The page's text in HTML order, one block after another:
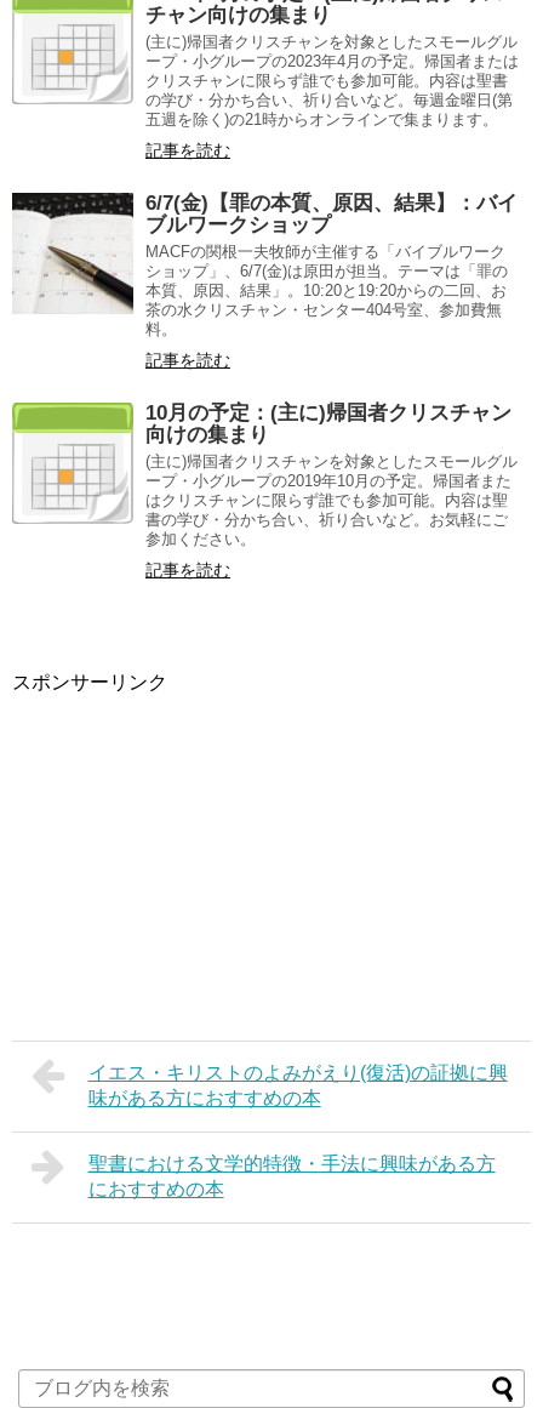
チャン向けの集まり
(主に)帰国者クリスチャンを対象としたスモールグル
ープ・小グループの2023年4月の予定。帰国者または
クリスチャンに限らず誰でも参加可能。内容は聖書
の学び・分かち合い、祈り合いなど。毎週金曜日(第
五週を除く)の21時からオンラインで集まります。
記事を読む
6/7(金)【罪の本質、原因、結果】：バイ
ブルワークショップ
MACFの関根一夫牧師が主催する「バイブルワーク
ショップ」、6/7(金)は原田が担当。テーマは「罪の
本質、原因、結果」。10:20と19:20からの二回、お
茶の水クリスチャン・センター404号室、参加費無
料。
記事を読む
10月の予定：(主に)帰国者クリスチャン
向けの集まり
(主に)帰国者クリスチャンを対象としたスモールグル
ープ・小グループの2019年10月の予定。帰国者また
はクリスチャンに限らず誰でも参加可能。内容は聖
書の学び・分かち合い、祈り合いなど。お気軽にご
参加ください。
記事を読む
スポンサーリンク
イエス・キリストのよみがえり(復活)の証拠に興
味がある方におすすめの本
聖書における文学的特徴・手法に興味がある方
におすすめの本